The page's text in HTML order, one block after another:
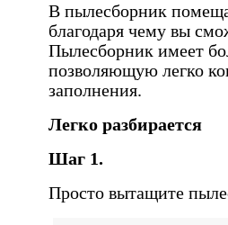
В пылесборник
благодаря чему вы
Пылесборник имеет
позволяющую легко
заполнения.
Легко разбирается
Шаг 1.
Просто вытащите